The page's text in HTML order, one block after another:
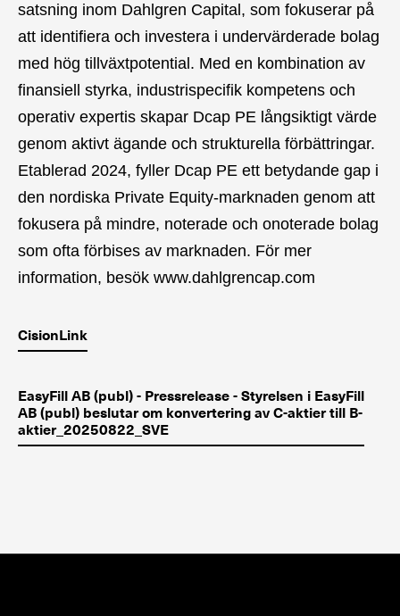
satsning inom Dahlgren Capital, som fokuserar på
att identifiera och investera i undervärderade bolag
med hög tillväxtpotential. Med en kombination av
finansiell styrka, industrispecifik kompetens och
operativ expertis skapar Dcap PE långsiktigt värde
genom aktivt ägande och strukturella förbättringar.
Etablerad 2024, fyller Dcap PE ett betydande gap i
den nordiska Private Equity-marknaden genom att
fokusera på mindre, noterade och onoterade bolag
som ofta förbises av marknaden. För mer
information, besök www.dahlgrencap.com
CisionLink
EasyFill AB (publ) - Pressrelease - Styrelsen i EasyFill
AB (publ) beslutar om konvertering av C-aktier till B-
aktier_20250822_SVE